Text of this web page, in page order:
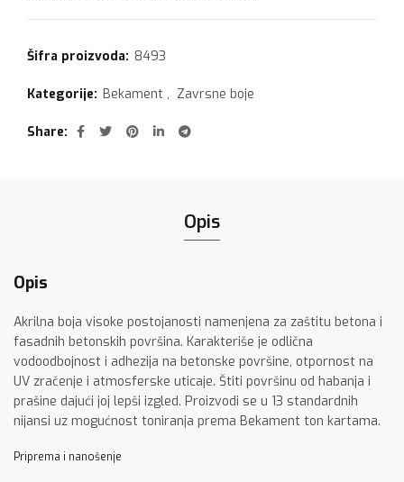
Šifra proizvoda: 8493
Kategorije: Bekament , Zavrsne boje
Share
Opis
Opis
Akrilna boja visoke postojanosti namenjena za zaštitu betona i
fasadnih betonskih površina. Karakteriše je odlična
vodoodbojnost i adhezija na betonske površine, otpornost na
UV zračenje i atmosferske uticaje. Štiti površinu od habanja i
prašine dajući joj lepši izgled. Proizvodi se u 13 standardnih
nijansi uz mogućnost toniranja prema Bekament ton kartama.
Priprema i nanošenje